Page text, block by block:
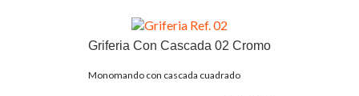
Griferia Con Cascada 02 Cromo
Monomando con cascada cuadrado